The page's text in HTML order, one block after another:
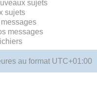
sujets
sujets
messages
au format UTC+01:00